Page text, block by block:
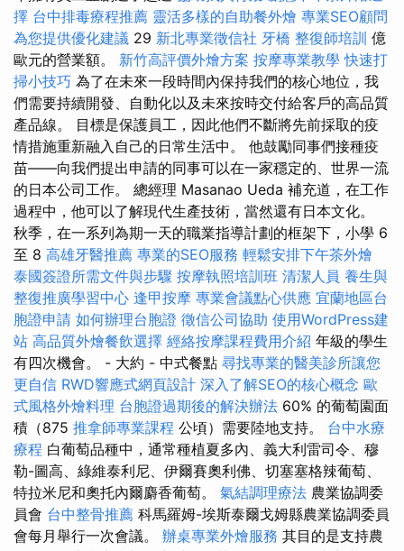
擇 台中排毒療程推薦 靈活多樣的自助餐外燴 專業SEO顧問
為您提供優化建議 29 新北專業徵信社 牙橋 整復師培訓 億
歐元的營業額。 新竹高評價外燴方案 按摩專業教學快速打
掃小技巧 為了在未來一段時間內保持我們的核心地位，我
們需要持續開發、自動化以及未來按時交付給客戶的高品質
產品線。 目標是保護員工，因此他們不斷將先前採取的疫
情措施重新融入自己的日常生活中。 他鼓勵同事們接種疫
苗——向我們提出申請的同事可以在一家穩定的、世界一流
的日本公司工作。 總經理 Masanao Ueda 補充道，在工作
過程中，他可以了解現代生產技術，當然還有日本文化。
秋季，在一系列為期一天的職業指導計劃的框架下，小學 6
至 8 高雄牙醫推薦 專業的SEO服務 輕鬆安排下午茶外燴
泰國簽證所需文件與步驟 按摩執照培訓班 清潔人員 養生與
整復推廣學習中心 逢甲按摩 專業會議點心供應 宜蘭地區台
胞證申請 如何辦理台胞證 徵信公司協助 使用WordPress建
站 高品質外燴餐飲選擇 經絡按摩課程費用介紹 年級的學生
有四次機會。 - 大約 - 中式餐點 尋找專業的醫美診所讓您
更自信 RWD響應式網頁設計 深入了解SEO的核心概念 歐
式風格外燴料理 台胞證過期後的解決辦法 60% 的葡萄園面
積（875 推拿師專業課程 公頃）需要陸地支持。 台中水療
療程 白葡萄品種中，通常種植夏多內、義大利雷司令、穆
勒-圖高、綠維泰利尼、伊爾賽奧利佛、切塞塞格辣葡萄、
特拉米尼和奧托內爾麝香葡萄。 氣結調理療法 農業協調委
員會 台中整骨推薦 科馬羅姆-埃斯泰爾戈姆縣農業協調委員
會每月舉行一次會議。 辦桌專業外燴服務 其目的是支持農